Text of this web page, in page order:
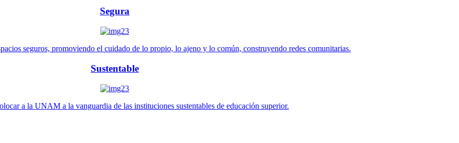
Segura
seguros, promoviendo el cuidado de lo propio, lo ajeno y lo común, construyendo redes comunitarias.
Sustentable
a la UNAM a la vanguardia de las instituciones sustentables de educación superior.